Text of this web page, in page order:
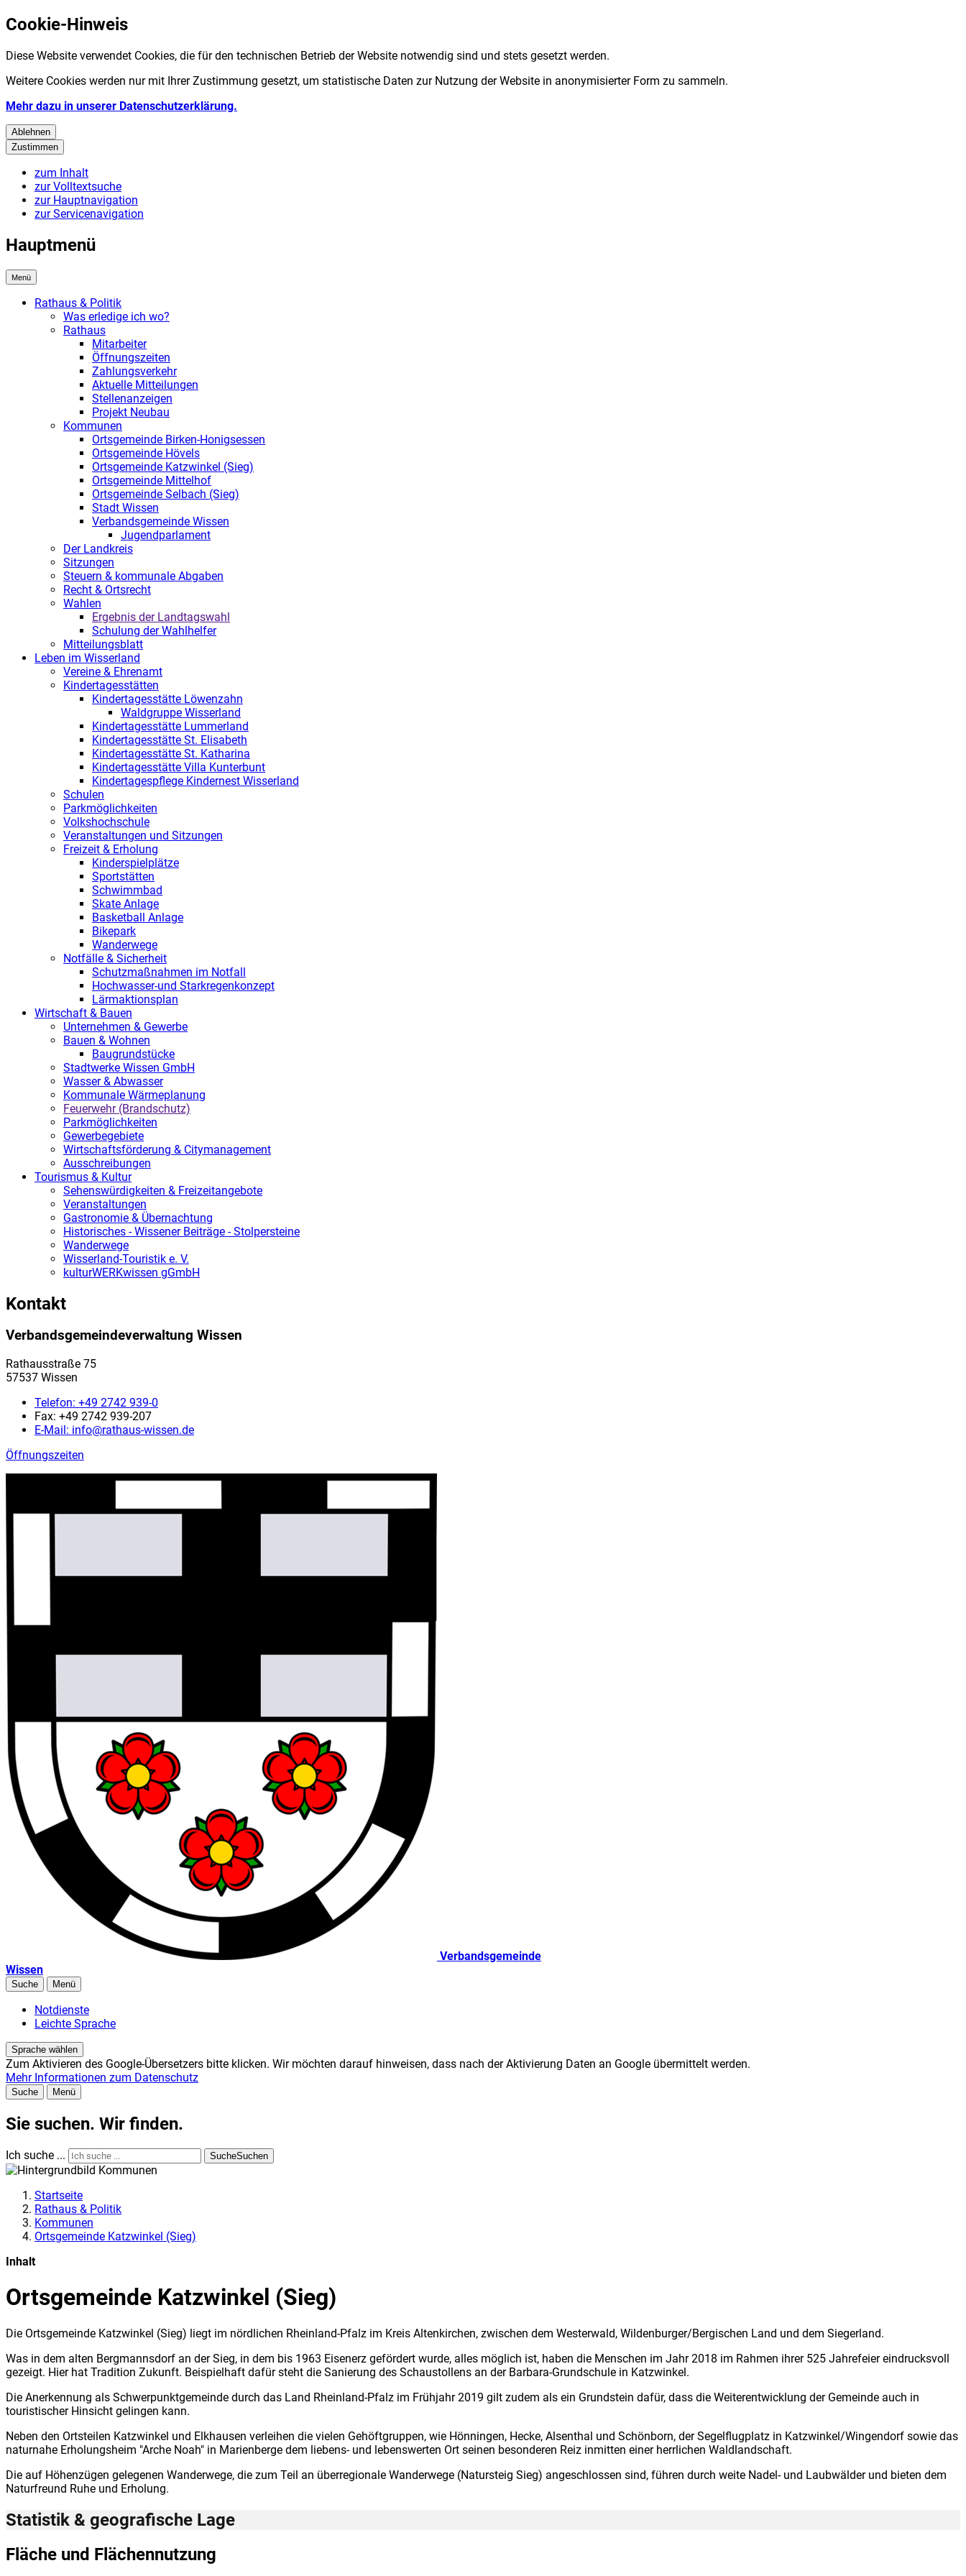
Cookie-Hinweis
Diese Website verwendet Cookies, die für den technischen Betrieb der Website notwendig sind und stets gesetzt werden.
Weitere Cookies werden nur mit Ihrer Zustimmung gesetzt, um statistische Daten zur Nutzung der Website in anonymisierter Form zu sammeln.
Mehr dazu in unserer Datenschutzerklärung.
Ablehnen
Zustimmen
zum Inhalt
zur Volltextsuche
zur Hauptnavigation
zur Servicenavigation
Hauptmenü
Menü
Rathaus & Politik
Was erledige ich wo?
Rathaus
Mitarbeiter
Öffnungszeiten
Zahlungsverkehr
Aktuelle Mitteilungen
Stellenanzeigen
Projekt Neubau
Kommunen
Ortsgemeinde Birken-Honigsessen
Ortsgemeinde Hövels
Ortsgemeinde Katzwinkel (Sieg)
Ortsgemeinde Mittelhof
Ortsgemeinde Selbach (Sieg)
Stadt Wissen
Verbandsgemeinde Wissen
Jugendparlament
Der Landkreis
Sitzungen
Steuern & kommunale Abgaben
Recht & Ortsrecht
Wahlen
Ergebnis der Landtagswahl
Schulung der Wahlhelfer
Mitteilungsblatt
Leben im Wisserland
Vereine & Ehrenamt
Kindertagesstätten
Kindertagesstätte Löwenzahn
Waldgruppe Wisserland
Kindertagesstätte Lummerland
Kindertagesstätte St. Elisabeth
Kindertagesstätte St. Katharina
Kindertagesstätte Villa Kunterbunt
Kindertagespflege Kindernest Wisserland
Schulen
Parkmöglichkeiten
Volkshochschule
Veranstaltungen und Sitzungen
Freizeit & Erholung
Kinderspielplätze
Sportstätten
Schwimmbad
Skate Anlage
Basketball Anlage
Bikepark
Wanderwege
Notfälle & Sicherheit
Schutzmaßnahmen im Notfall
Hochwasser-und Starkregenkonzept
Lärmaktionsplan
Wirtschaft & Bauen
Unternehmen & Gewerbe
Bauen & Wohnen
Baugrundstücke
Stadtwerke Wissen GmbH
Wasser & Abwasser
Kommunale Wärmeplanung
Feuerwehr (Brandschutz)
Parkmöglichkeiten
Gewerbegebiete
Wirtschaftsförderung & Citymanagement
Ausschreibungen
Tourismus & Kultur
Sehenswürdigkeiten & Freizeitangebote
Veranstaltungen
Gastronomie & Übernachtung
Historisches - Wissener Beiträge - Stolpersteine
Wanderwege
Wisserland-Touristik e. V.
kulturWERKwissen gGmbH
Kontakt
Verbandsgemeindeverwaltung Wissen
Rathausstraße 75
57537 Wissen
Telefon: +49 2742 939-0
Fax: +49 2742 939-207
E-Mail: info@rathaus-wissen.de
Öffnungszeiten
Verbandsgemeinde
Wissen
Suche Menü
Notdienste
Leichte Sprache
Sprache wählen
Zum Aktivieren des Google-Übersetzers bitte klicken. Wir möchten darauf hinweisen, dass nach der Aktivierung Daten an Google übermittelt werden.
Mehr Informationen zum Datenschutz
Suche Menü
Sie suchen. Wir finden.
Ich suche ... SucheSuchen
Startseite
Rathaus & Politik
Kommunen
Ortsgemeinde Katzwinkel (Sieg)
Inhalt
Ortsgemeinde Katzwinkel (Sieg)
Die Ortsgemeinde Katzwinkel (Sieg) liegt im nördlichen Rheinland-Pfalz im Kreis Altenkirchen, zwischen dem Westerwald, Wildenburger/Bergischen Land und dem Siegerland.
Was in dem alten Bergmannsdorf an der Sieg, in dem bis 1963 Eisenerz gefördert wurde, alles möglich ist, haben die Menschen im Jahr 2018 im Rahmen ihrer 525 Jahrefeier eindrucksvoll
gezeigt. Hier hat Tradition Zukunft. Beispielhaft dafür steht die Sanierung des Schaustollens an der Barbara-Grundschule in Katzwinkel.
Die Anerkennung als Schwerpunktgemeinde durch das Land Rheinland-Pfalz im Frühjahr 2019 gilt zudem als ein Grundstein dafür, dass die Weiterentwicklung der Gemeinde auch in
touristischer Hinsicht gelingen kann.
Neben den Ortsteilen Katzwinkel und Elkhausen verleihen die vielen Gehöftgruppen, wie Hönningen, Hecke, Alsenthal und Schönborn, der Segelflugplatz in Katzwinkel/Wingendorf sowie das
naturnahe Erholungsheim "Arche Noah" in Marienberge dem liebens- und lebenswerten Ort seinen besonderen Reiz inmitten einer herrlichen Waldlandschaft.
Die auf Höhenzügen gelegenen Wanderwege, die zum Teil an überregionale Wanderwege (Natursteig Sieg) angeschlossen sind, führen durch weite Nadel- und Laubwälder und bieten dem
Naturfreund Ruhe und Erholung.
Statistik & geografische Lage
Fläche und Flächennutzung